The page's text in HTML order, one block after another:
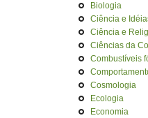
Biologia
Ciência e
Ciência e
Ciências da
Combustíveis
Cosmologia
Ecologia
Economia